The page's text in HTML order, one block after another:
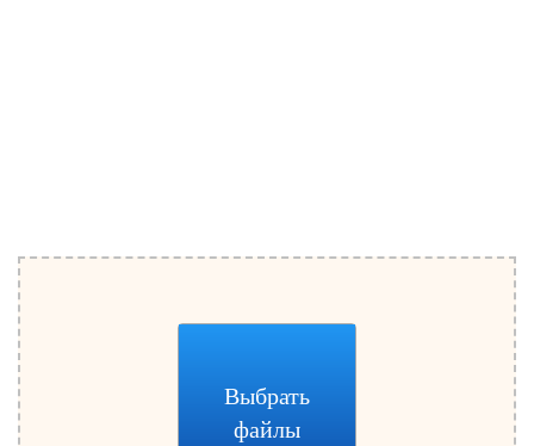
Выбрать
файлы